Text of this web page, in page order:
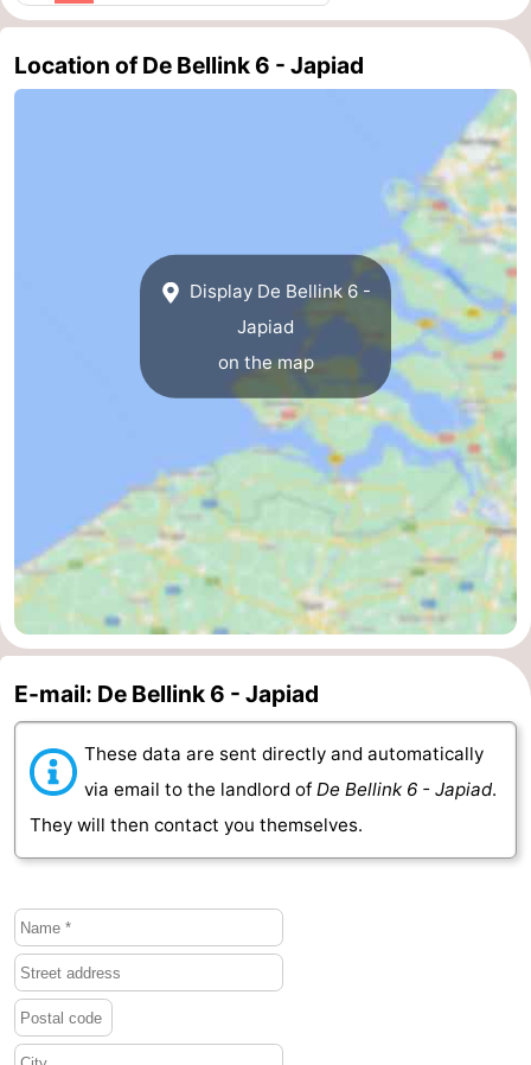
Duiveland
-
van
Schouwen
Veere
-
Nature
Oranjezon
-
Oostkapelle
-
Nature
de
Mantelingen
-
Domburg
Westkapelle
Walcherse
bos
Dishoek
-
Vlissingen
-
Middelburg
Zeeuws-
Location of De Bellink 6 - Japiad
Display De Bellink 6 -
Japiad
on the map
E-mail: De Bellink 6 - Japiad
These data are sent directly and automatically
via email to the landlord of De Bellink 6 - Japiad.
They will then contact you themselves.